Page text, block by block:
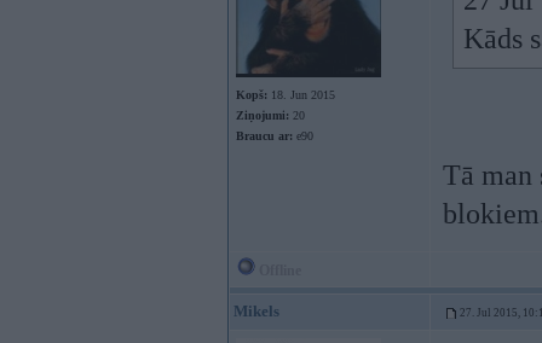
Kopš: 18. Jun 2015
Ziņojumi: 20
Braucu ar: e90
Kāds
Tā man
Mikels 27. Jul 2015,